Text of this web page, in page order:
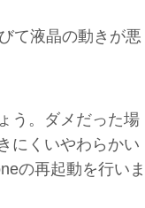
て液晶の動きが悪
う。ダメだった場
にくいやわらかい
の再起動を行いま